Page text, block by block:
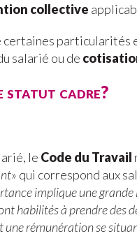
collective
particularités
salarié ou de
statut cadre?
le Code du Travail
» qui correspond aux
implique une
habilités à prendre des
rémunération se